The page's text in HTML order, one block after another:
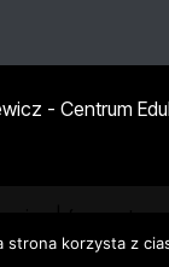
- Centrum
strona korzysta z